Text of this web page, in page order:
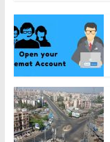
c
e
b
o
o
k
itt
er